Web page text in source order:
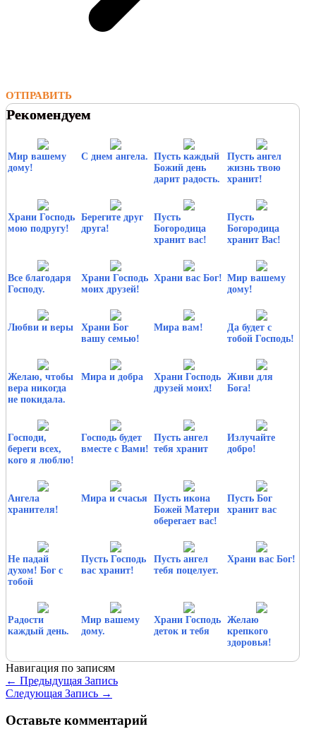
ОТПРАВИТЬ
Рекомендуем
Мир вашему
дому!
С днем ангела.
Пусть каждый
Божий день
дарит радость.
Пусть ангел
жизнь твою
хранит!
Храни Господь
мою подругу!
Берегите друг
друга!
Пусть
Богородица
хранит вас!
Пусть
Богородица
хранит Вас!
Все благодаря
Господу.
Храни Господь
моих друзей!
Храни вас Бог! Мир вашему
дому!
Любви и веры
Храни Бог
вашу семью!
Мира вам!
Да будет с
тобой Господь!
Желаю, чтобы
вера никогда
не покидала.
Мира и добра
Храни Господь
друзей моих!
Живи для
Бога!
Господи,
береги всех,
кого я люблю!
Господь будет
вместе с Вами!
Пусть ангел
тебя хранит
Излучайте
добро!
Ангела
хранителя!
Мира и счасья
Пусть икона
Божей Матери
оберегает вас!
Пусть Бог
хранит вас
Не падай
духом! Бог с
тобой
Пусть Господь
вас хранит!
Пусть ангел
тебя поцелует.
Храни вас Бог!
Радости
каждый день.
Мир вашему
дому.
Храни Господь
деток и тебя
Желаю
крепкого
здоровья!
Навигация по записям
← Предыдущая Запись
Следующая Запись →
Оставьте комментарий